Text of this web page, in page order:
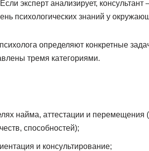
эксперт анализирует,
психологических знаний у
определяют конкретные
тремя категориями.
найма, аттестации и перемещения
способностей);
и консультирование;